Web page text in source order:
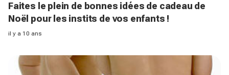
Faites le plein de bonnes idées de cadeau de
Noël pour les instits de vos enfants !
il y a 10 ans